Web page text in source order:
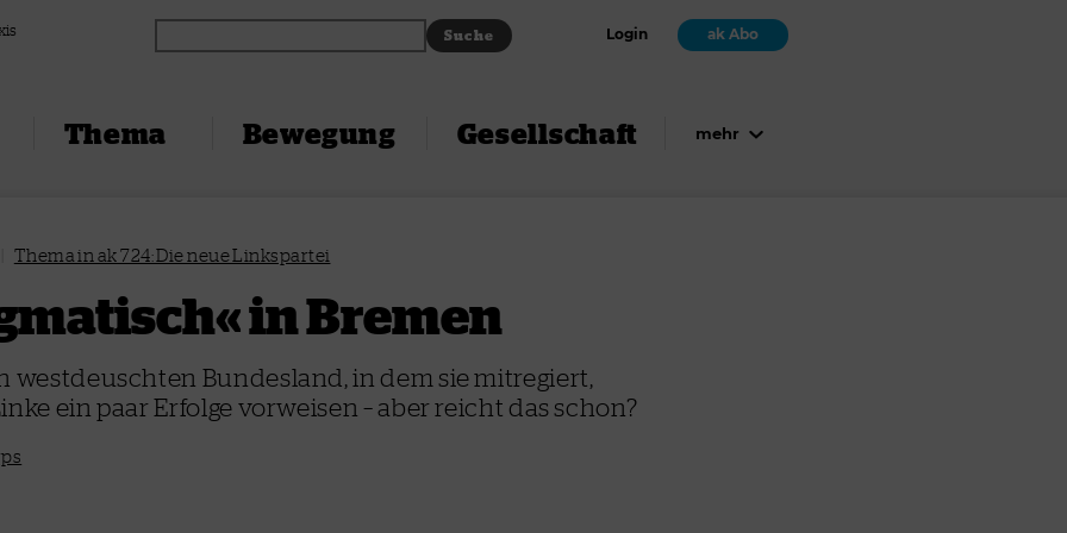
Login ak Abo
Thema Bewegung Gesellschaft mehr
Thema in ak 724: Die neue Linkspartei
in Bremen
westdeuschten Bundesland, in dem sie mitregiert,
ein paar Erfolge vorweisen – aber reicht das schon?